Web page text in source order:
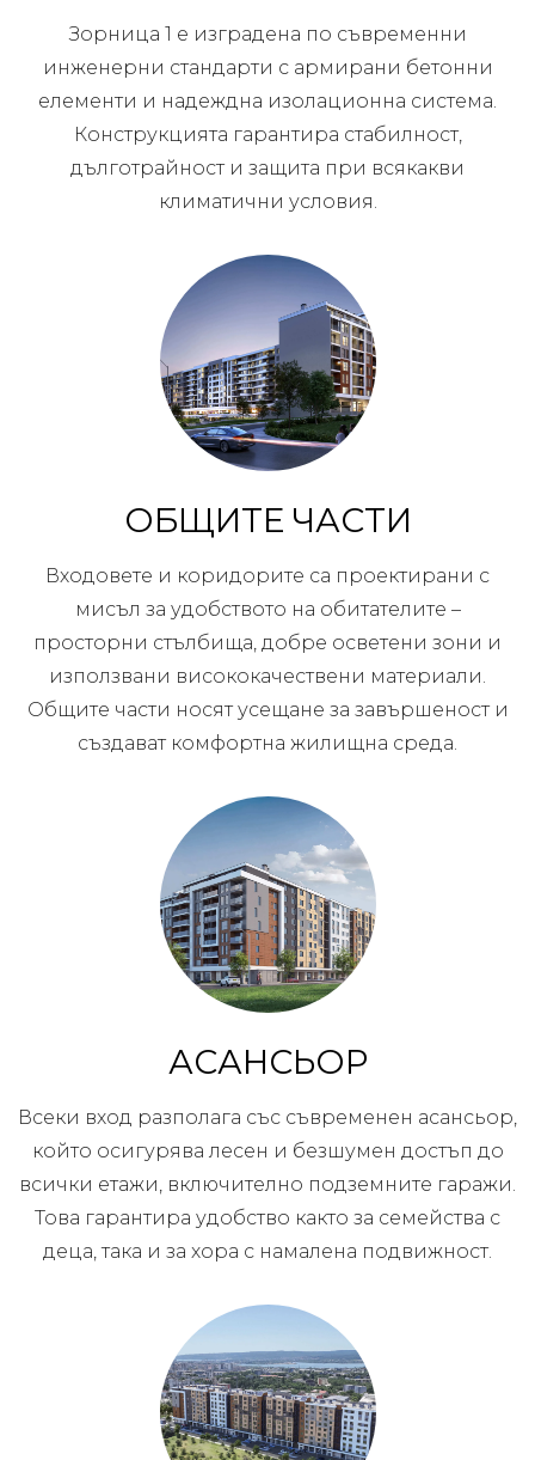
Зорница 1 е изградена по съвременни
инженерни стандарти с армирани бетонни
елементи и надеждна изолационна система.
Конструкцията гарантира стабилност,
дълготрайност и защита при всякакви
климатични условия.
ОБЩИТЕ ЧАСТИ
Входовете и коридорите са проектирани с
мисъл за удобството на обитателите –
просторни стълбища, добре осветени зони и
използвани висококачествени материали.
Общите части носят усещане за завършеност и
създават комфортна жилищна среда.
АСАНСЬОР
Всеки вход разполага със съвременен асансьор,
който осигурява лесен и безшумен достъп до
всички етажи, включително подземните гаражи.
Това гарантира удобство както за семейства с
деца, така и за хора с намалена подвижност.